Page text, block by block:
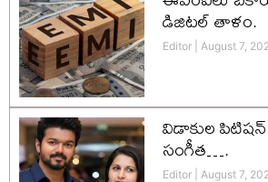
డిజిటల్ తాళం.
Editor August 7,
విడాకుల పిటిషన్
సంగీత….
Editor August 7,